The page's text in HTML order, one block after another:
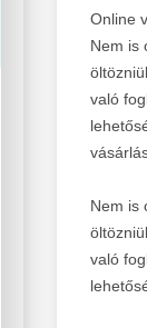
Online
Nem is
való
Nem is
való